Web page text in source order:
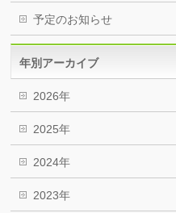
予定のお知らせ
年別アーカイブ
2026年
2025年
2024年
2023年